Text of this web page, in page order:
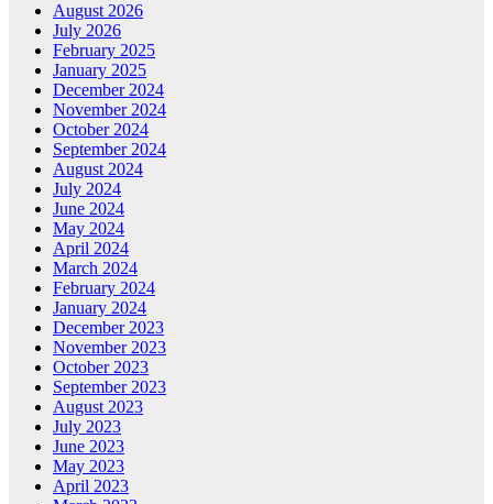
August 2026
July 2026
February 2025
January 2025
December 2024
November 2024
October 2024
September 2024
August 2024
July 2024
June 2024
May 2024
April 2024
March 2024
February 2024
January 2024
December 2023
November 2023
October 2023
September 2023
August 2023
July 2023
June 2023
May 2023
April 2023